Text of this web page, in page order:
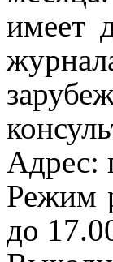
имеет
Адрес:
Режим
до